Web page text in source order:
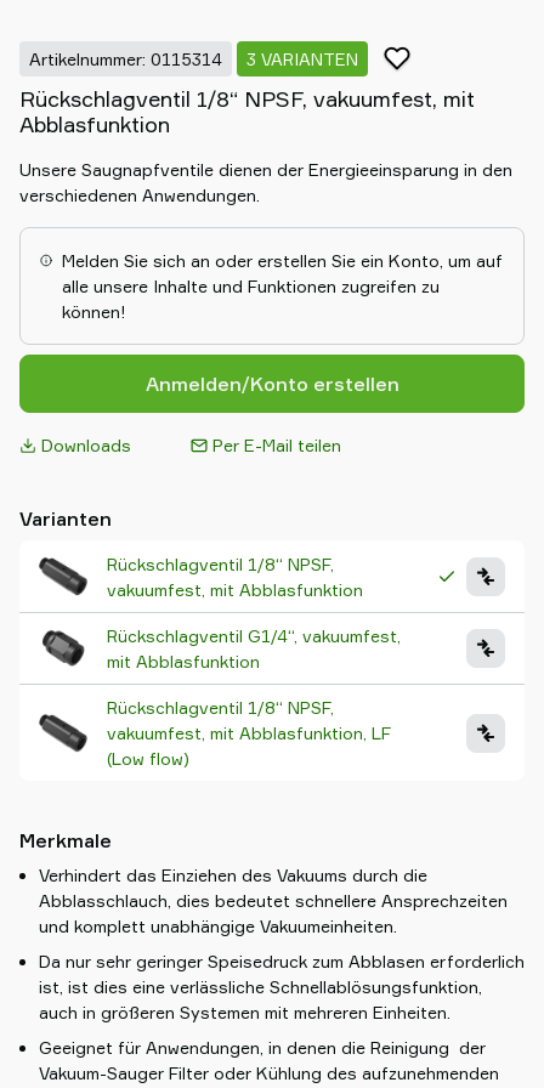
Artikelnummer: 0115314 3 VARIANTEN
Rückschlagventil 1/8“ NPSF, vakuumfest, mit
Abblasfunktion
Unsere Saugnapfventile dienen der Energieeinsparung in den
verschiedenen Anwendungen.
Melden Sie sich an oder erstellen Sie ein Konto, um auf
alle unsere Inhalte und Funktionen zugreifen zu
können!
Anmelden/Konto erstellen
Downloads Per E-Mail teilen
Varianten
Rückschlagventil 1/8“ NPSF,
vakuumfest, mit Abblasfunktion
Rückschlagventil G1/4“, vakuumfest,
mit Abblasfunktion
Rückschlagventil 1/8“ NPSF,
vakuumfest, mit Abblasfunktion, LF
(Low flow)
Merkmale
Verhindert das Einziehen des Vakuums durch die
Abblasschlauch, dies bedeutet schnellere Ansprechzeiten
und komplett unabhängige Vakuumeinheiten.
Da nur sehr geringer Speisedruck zum Abblasen erforderlich
ist, ist dies eine verlässliche Schnellablösungsfunktion,
auch in größeren Systemen mit mehreren Einheiten.
Geeignet für Anwendungen, in denen die Reinigung der
Vakuum-Sauger Filter oder Kühlung des aufzunehmenden